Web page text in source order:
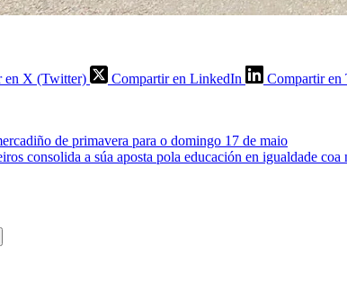
en X (Twitter) Compartir en LinkedIn Compartir en
de primavera para o domingo 17 de maio
consolida a súa aposta pola educación en igualdade